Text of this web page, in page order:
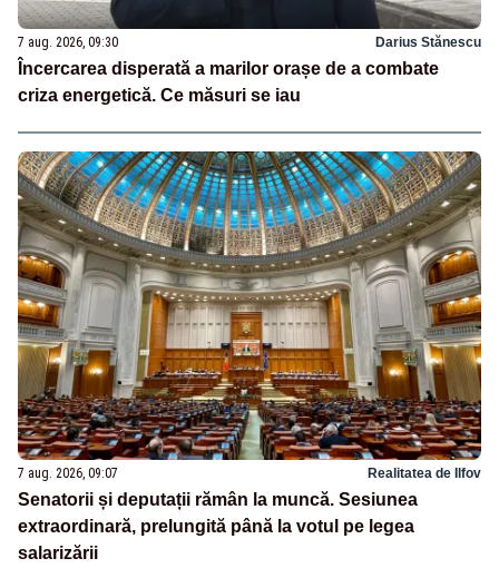
7 aug. 2026, 09:30 Darius Stănescu
Încercarea disperată a marilor orașe de a combate
criza energetică. Ce măsuri se iau
7 aug. 2026, 09:07 Realitatea de Ilfov
Senatorii și deputații rămân la muncă. Sesiunea
extraordinară, prelungită până la votul pe legea
salarizării